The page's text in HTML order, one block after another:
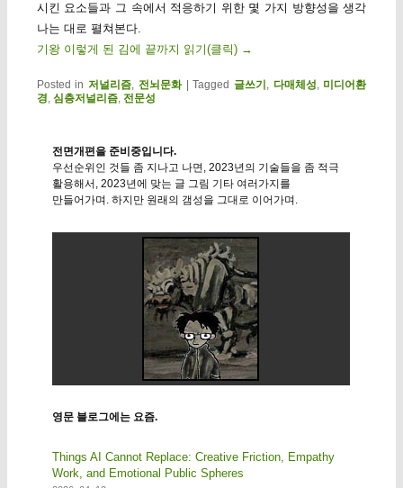
시킨 요소들과 그 속에서 적응하기 위한 몇 가지 방향성을 생각
나는 대로 펼쳐본다.
기왕 이렇게 된 김에 끝까지 읽기(클릭) →
Posted in 저널리즘, 전뇌문화 |Tagged 글쓰기 , 다매체성, 미디어환
경, 심층저널리즘, 전문성
전면개편을 준비중입니다.
우선순위인 것들 좀 지나고 나면, 2023년의 기술들을 좀 적극
활용해서, 2023년에 맞는 글 그림 기타 여러가지를
만들어가며. 하지만 원래의 갬성을 그대로 이어가며.
영문 블로그에는 요즘.
Things AI Cannot Replace: Creative Friction, Empathy
Work, and Emotional Public Spheres